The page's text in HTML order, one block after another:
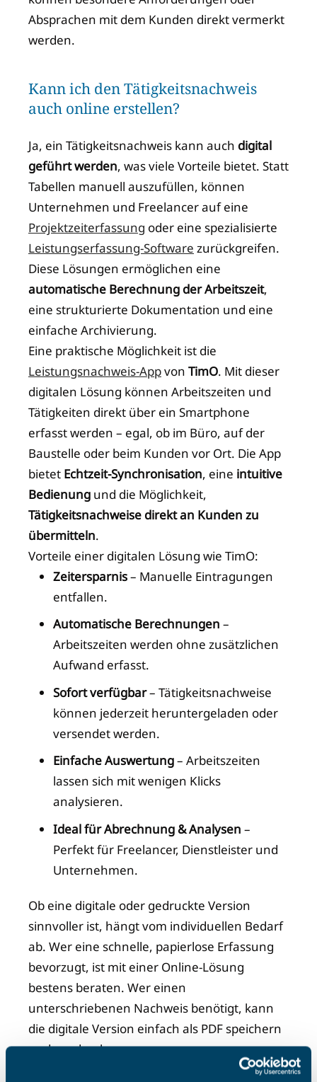
Absprachen mit dem Kunden direkt vermerkt
werden.
Kann ich den Tätigkeitsnachweis
auch online erstellen?
Ja, ein Tätigkeitsnachweis kann auch digital
geführt werden, was viele Vorteile bietet. Statt
Tabellen manuell auszufüllen, können
Unternehmen und Freelancer auf eine
Projektzeiterfassung oder eine spezialisierte
Leistungserfassung-Software zurückgreifen.
Diese Lösungen ermöglichen eine
automatische Berechnung der Arbeitszeit,
eine strukturierte Dokumentation und eine
einfache Archivierung.
Eine praktische Möglichkeit ist die
Leistungsnachweis-Appvon TimO. Mit dieser
digitalen Lösung können Arbeitszeiten und
Tätigkeiten direkt über ein Smartphone
erfasst werden – egal, ob im Büro, auf der
Baustelle oder beim Kunden vor Ort. Die App
bietet Echtzeit-Synchronisation, eine intuitive
Bedienung und die Möglichkeit,
Tätigkeitsnachweise direkt an Kunden zu
übermitteln.
Vorteile einer digitalen Lösung wie TimO:
Zeitersparnis– Manuelle Eintragungen
entfallen.
Automatische Berechnungen –
Arbeitszeiten werden ohne zusätzlichen
Aufwand erfasst.
Sofort verfügbar– Tätigkeitsnachweise
können jederzeit heruntergeladen oder
versendet werden.
Einfache Auswertung– Arbeitszeiten
lassen sich mit wenigen Klicks
analysieren.
Ideal für Abrechnung & Analysen –
Perfekt für Freelancer, Dienstleister und
Unternehmen.
Ob eine digitale oder gedruckte Version
sinnvoller ist, hängt vom individuellen Bedarf
ab. Wer eine schnelle, papierlose Erfassung
bevorzugt, ist mit einer Online-Lösung
bestens beraten. Wer einen
unterschriebenen Nachweis benötigt, kann
die digitale Version einfach als PDF speichern
und ausdrucken.